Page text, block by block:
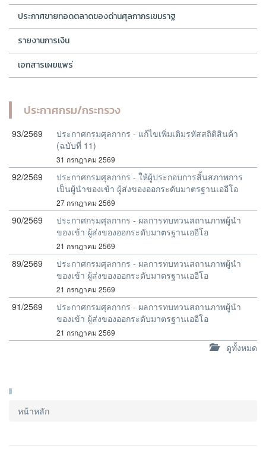
ประกาศขายทอดตลาดของด่านศุลกากรเขมราฐ
รายงานการเงิน
เอกสารเผยแพร่
ประกาศกรม/กระทรวง
93/2569
ประกาศกรมศุลกากร - แก้ไขเพิ่มเติมรหัสสถิติสินค้า
(ฉบับที่ 11)
31 กรกฎาคม 2569
92/2569
ประกาศกรมศุลกากร - ให้ผู้ประกอบการสิ้นสภาพการ
เป็นผู้นำของเข้า ผู้ส่งของออกระดับมาตรฐานเออีโอ
27 กรกฎาคม 2569
90/2569
ประกาศกรมศุลกากร - ผลการทบทวนสถานภาพผู้นำ
ของเข้า ผู้ส่งของออกระดับมาตรฐานเออีโอ
21 กรกฎาคม 2569
89/2569
ประกาศกรมศุลกากร - ผลการทบทวนสถานภาพผู้นำ
ของเข้า ผู้ส่งของออกระดับมาตรฐานเออีโอ
21 กรกฎาคม 2569
91/2569
ประกาศกรมศุลกากร - ผลการทบทวนสถานภาพผู้นำ
ของเข้า ผู้ส่งของออกระดับมาตรฐานเออีโอ
21 กรกฎาคม 2569
ดูทั้งหมด
หน้าหลัก